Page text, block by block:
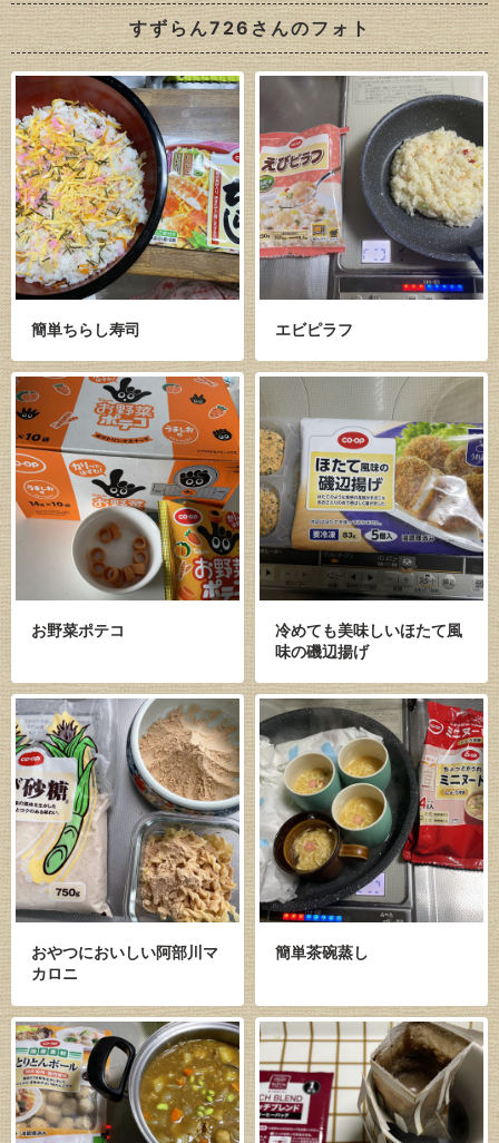
すずらん726さんのフォト
簡単ちらし寿司 エビピラフ
お野菜ポテコ
冷めても美味しいほたて風
味の磯辺揚げ
おやつにおいしい阿部川マ
カロニ
簡単茶碗蒸し